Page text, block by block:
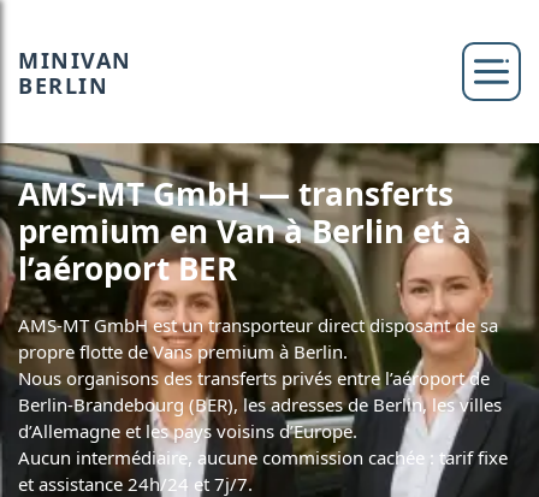
MINIVAN
BERLIN
AMS-MT GmbH — transferts
premium en Van à Berlin et à
l’aéroport BER
AMS-MT GmbH est un transporteur direct disposant de sa
propre flotte de Vans premium à Berlin.
Nous organisons des transferts privés entre l’aéroport de
Berlin-Brandebourg (BER), les adresses de Berlin, les villes
d’Allemagne et les pays voisins d’Europe.
Aucun intermédiaire, aucune commission cachée : tarif fixe
et assistance 24h/24 et 7j/7.